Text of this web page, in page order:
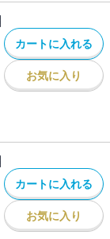
カートに入れる
お気に入り
カートに入れる
お気に入り